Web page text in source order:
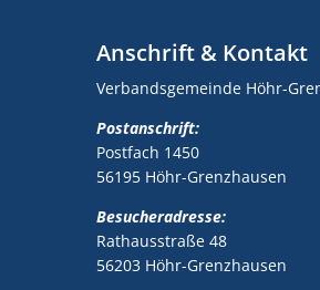
Anschrift & Kontakt
Verbandsgemeinde Höhr-
Postanschrift:
Postfach 1450
56195 Höhr-Grenzhausen
Besucheradresse:
Rathausstraße 48
56203 Höhr-Grenzhausen